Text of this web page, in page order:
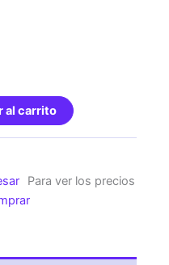
al carrito
Para ver los precios